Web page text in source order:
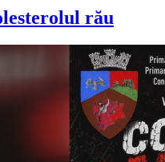
rău